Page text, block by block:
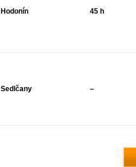
Hodonín 45 h
Sedlčany –